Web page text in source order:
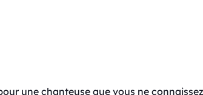
une chanteuse que vous ne